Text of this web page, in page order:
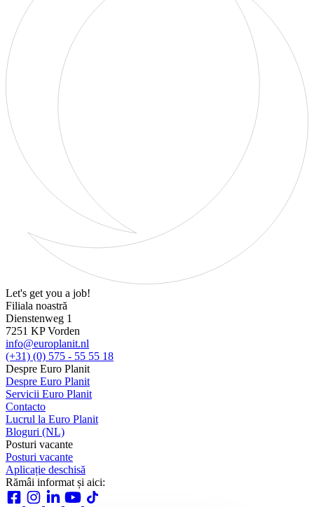
Let's get you a job!
Filiala noastră
Dienstenweg 1
7251 KP Vorden
info@europlanit.nl
(+31) (0) 575 - 55 55 18
Despre Euro Planit
Despre Euro Planit
Servicii Euro Planit
Contacto
Lucrul la Euro Planit
Bloguri (NL)
Posturi vacante
Posturi vacante
Aplicație deschisă
Rămâi informat și aici: